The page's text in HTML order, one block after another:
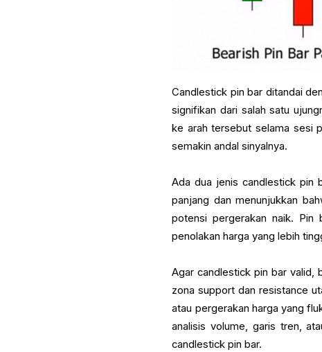
Candlestick pin bar ditandai
signifikan dari salah satu
ke arah tersebut selama sesi
semakin andal sinyalnya.
Ada dua jenis candlestick pin
panjang dan menunjukkan
potensi pergerakan naik. Pin
penolakan harga yang lebih
Agar candlestick pin bar valid,
zona support dan resistance
atau pergerakan harga yang
analisis volume, garis tren,
candlestick pin bar.